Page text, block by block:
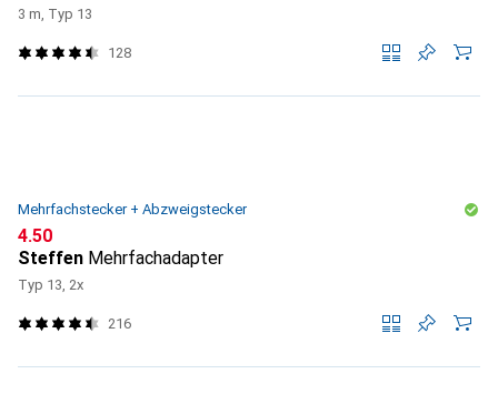
3 m, Typ 13
128
Mehrfachstecker + Abzweigstecker
CHF
4.50
Steffen Mehrfachadapter
Typ 13, 2x
216